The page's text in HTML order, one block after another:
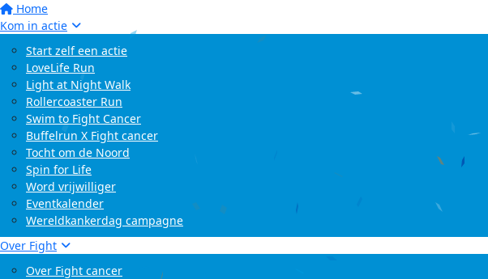
Home
Kom in actie
Start zelf een actie
LoveLife Run
Light at Night Walk
Rollercoaster Run
Swim to Fight Cancer
Buffelrun X Fight cancer
Tocht om de Noord
Spin for Life
Word vrijwilliger
Eventkalender
Wereldkankerdag campagne
Over Fight
Over Fight cancer